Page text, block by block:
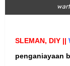
SLEMAN, DIY ||
penganiayaan